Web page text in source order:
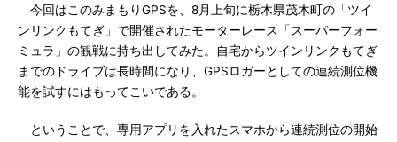
今回はこのみまもりGPSを、8月上旬に栃木県茂木町の「ツイ
ンリンクもてぎ」で開催されたモーターレース「スーパーフォー
ミュラ」の観戦に持ち出してみた。自宅からツインリンクもてぎ
までのドライブは長時間になり、GPSロガーとしての連続測位機
能を試すにはもってこいである。
ということで、専用アプリを入れたスマホから連続測位の開始